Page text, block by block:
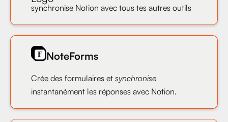
synchronise Notion avec tous tes autres outils
NoteForms
Crée des formulaires et synchronise
instantanément les réponses avec Notion.